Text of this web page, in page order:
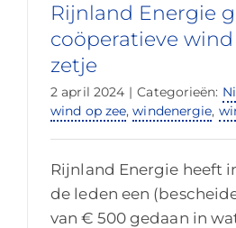
Rijnland Energie
coöperatieve wind
zetje
2 april 2024 | Categorieën:
wind op zee,windenergie,
Rijnland Energie heeft
de leden een
van € 500 gedaan in